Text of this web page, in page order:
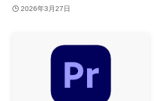
に ｰ ｢Photoshop CC｣と
セールも開催中
2026年3月27日